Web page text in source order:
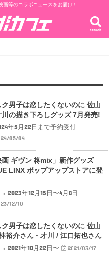
等のコラボニュースをお届け！
search
ク男子は恋したくないのに 佐山
川の描き下ろしグッズ 7月発売!
年5月22日まで予約受付
05/04
画 ギヴン 柊mix」新作グッズ
LINX ポップアップストアに登
: 2023年12月15日〜4月8日
12/10
ク男子は恋したくないのに 佐山
裕介さん・才川 / 江口拓也さん
: 2021年10月22日〜
2021/03/17